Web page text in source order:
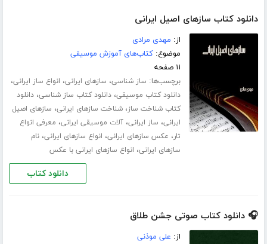
دانلود کتاب سازهای اصیل ایرانی
از: مهدی مرادی
موضوع:کتاب‌های آموزش موسیقی
۱۱ صفحه
برچسب‌ها: ساز شناسی، سازهای ایرانی، انواع ساز ایرانی،
دانلود کتاب موسیقی،دانلود کتاب ساز شناسی،دانلود
کتاب شناخت ساز،شناخت سازهای ایرانی، سازهای اصیل
ایرانی، ساز ایرانی،آلات موسیقی ایرانی، معرفی انواع
تار، عکس سازهای ایرانی، انواع سازهای ایرانی،نام
سازهای ایرانی، انواع سازهای ایرانی با عکس
دانلود کتاب
🎧 دانلود کتاب صوتی جشن طلاق
از: علی موذنی